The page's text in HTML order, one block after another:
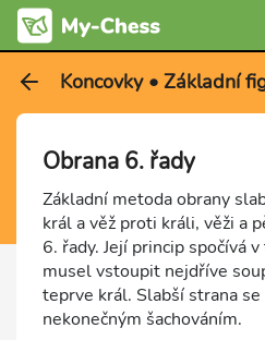
Koncovky • Základní
Obrana 6. řady
Základní metoda obrany
král a věž proti králi, věži a
6. řady. Její princip spočívá
musel vstoupit nejdříve
teprve král. Slabší strana se
nekonečným šachováním.